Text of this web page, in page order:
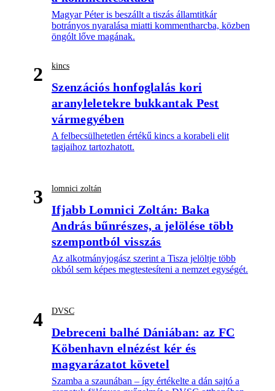
Magyar Péter is beszállt a tiszás államtitkár
botrányos nyaralása miatti kommentharcba, közben
öngólt lőve magának.
2 kincs
Szenzációs honfoglalás kori
aranyleletekre bukkantak Pest
vármegyében
A felbecsülhetetlen értékű kincs a korabeli elit
tagjaihoz tartozhatott.
3 lomnici zoltán
Ifjabb Lomnici Zoltán: Baka
András bűnrészes, a jelölése több
szempontból visszás
Az alkotmányjogász szerint a Tisza jelöltje több
okból sem képes megtestesíteni a nemzet egységét.
4 DVSC
Debreceni balhé Dániában: az FC
Köbenhavn elnézést kér és
magyarázatot követel
Szamba a szaunában – így értékelte a dán sajtó a